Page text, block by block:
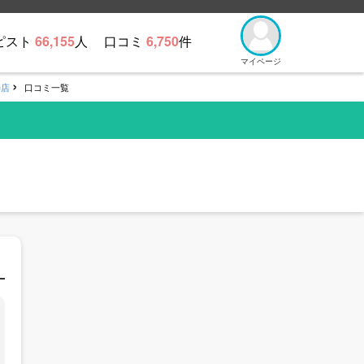
スト 66,155人 口コミ 6,750件
マイページ
口コミ一覧